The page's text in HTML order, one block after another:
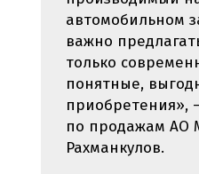
автомобильном
важно
только
понятные,
приобретения»,
по продажам АО
Рахманкулов.